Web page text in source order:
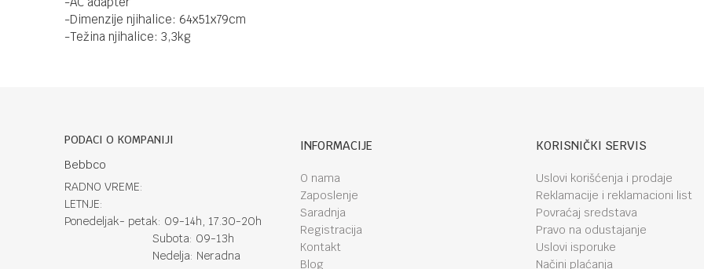
-Dimenzije njihalice: 64x51x79cm
-Težina njihalice: 3,3kg
PODACI O KOMPANIJI
Bebbco
RADNO VREME:
LETNJE:
Ponedeljak- petak: 09-14h, 17.30-20h
Subota: 09-13h
Nedelja: Neradna
INFORMACIJE
O nama
Zaposlenje
Saradnja
Registracija
Kontakt
Blog
KORISNIČKI SERVIS
Uslovi korišćenja i prodaje
Reklamacije i reklamacioni list
Povraćaj sredstava
Pravo na odustajanje
Uslovi isporuke
Načini plaćanja